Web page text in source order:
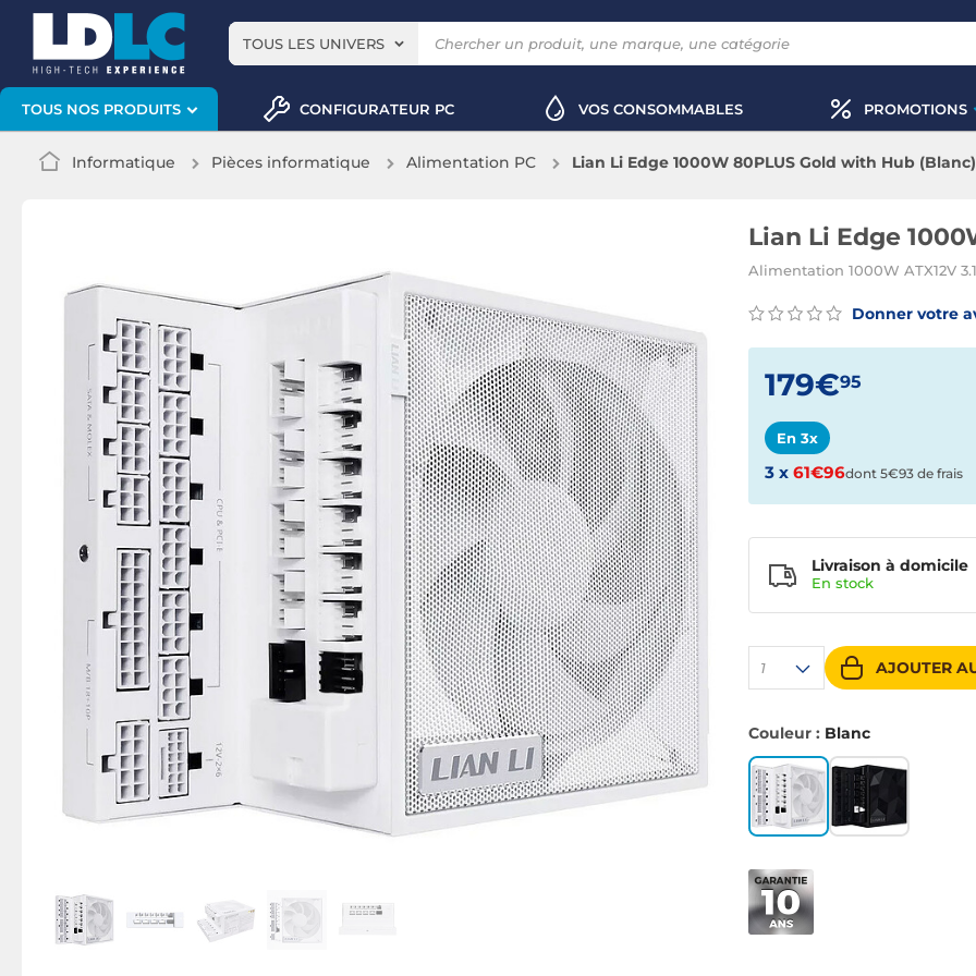
TOUS LES UNIVERS
TOUS NOS PRODUITS CONFIGURATEUR PC VOS CONSOMMABLES PROMOTIONS
Informatique Pièces informatique Alimentation PC Lian Li Edge 1000W 80PLUS Gold with Hub (Blanc)
Lian Li Edge
Alimentation 1000W ATX12V
Donner votre
179€95
En 3x
3 x 61€96dont 5€93 de frais
1 AJOUTER
Livraison à domicile
En stock
Couleur : Blanc